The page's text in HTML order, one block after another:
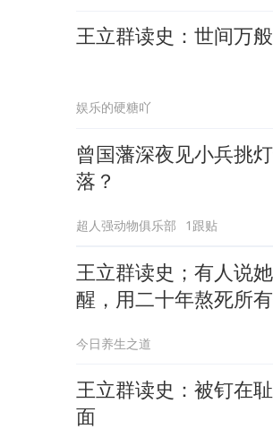
王立群读史：世间万
娱乐的硬糖吖
曾国藩深夜见小兵挑
落？
超人强动物俱乐部 1跟贴
王立群读史；有人说
醒，用二十年熬死所
今日养生之道
王立群读史：被钉在
面